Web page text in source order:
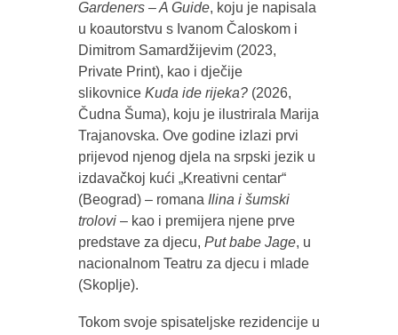
Gardeners – A Guide, koju je napisala
u koautorstvu s Ivanom Čaloskom i
Dimitrom Samardžijevim (2023,
Private Print), kao i dječije
slikovnice Kuda ide rijeka?(2026,
Čudna Šuma), koju je ilustrirala Marija
Trajanovska. Ove godine izlazi prvi
prijevod njenog djela na srpski jezik u
izdavačkoj kući „Kreativni centar“
(Beograd) – romana Ilina i šumski
trolovi– kao i premijera njene prve
predstave za djecu, Put babe Jage, u
nacionalnom Teatru za djecu i mlade
(Skoplje).
Tokom svoje spisateljske rezidencije u